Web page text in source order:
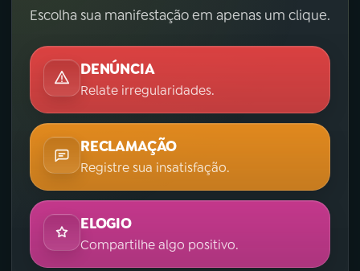
Escolha sua manifestação em apenas um clique.
DENÚNCIA
Relate irregularidades.
RECLAMAÇÃO
Registre sua insatisfação.
ELOGIO
Compartilhe algo positivo.